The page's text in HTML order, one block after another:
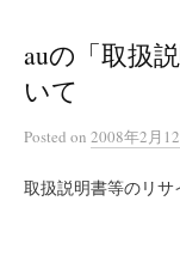
auの「取扱
いて
Posted on 2008年2月
取扱説明書等のリサ